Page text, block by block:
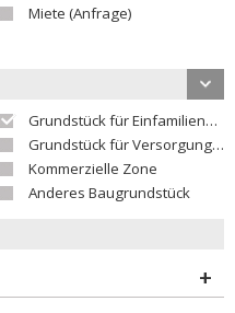
Miete (Anfrage)
Grundstück für Einfamilienhäuser
Grundstück für Versorgungseinrichtungen
Kommerzielle Zone
Anderes Baugrundstück